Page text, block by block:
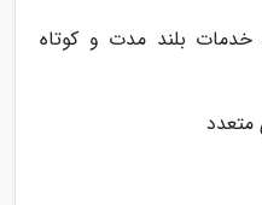
خدمات بلند مدت و کوتاه